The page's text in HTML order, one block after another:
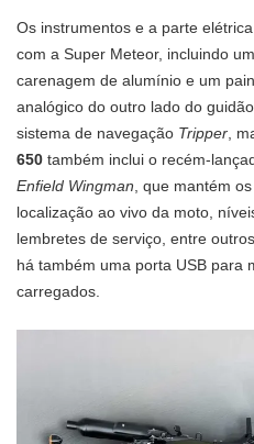
Os instrumentos e a parte
com a Super Meteor, incluindo
carenagem de alumínio e um
analógico do outro lado do
sistema de navegação Tripper ,
650 também inclui o recém-
Enfield Wingman , que mantém
localização ao vivo da moto,
lembretes de serviço, entre
há também uma porta USB para
carregados.